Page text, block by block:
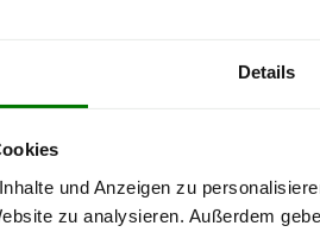
Details
und Anzeigen zu
zu analysieren. Außerdem